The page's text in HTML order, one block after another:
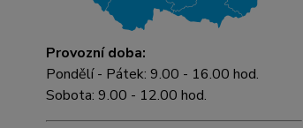
Provozní doba:
Pondělí - Pátek: 9.00 - 16.00 hod.
Sobota: 9.00 - 12.00 hod.